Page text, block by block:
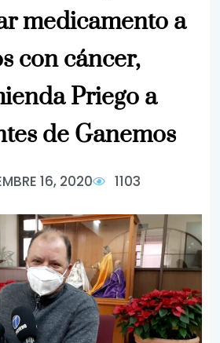
medicamento a
con cáncer,
Priego a
de Ganemos
16, 2020 1103